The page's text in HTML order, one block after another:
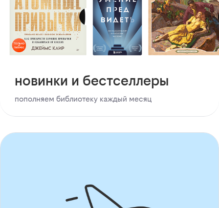
новинки и бестселлеры
пополняем библиотеку каждый месяц